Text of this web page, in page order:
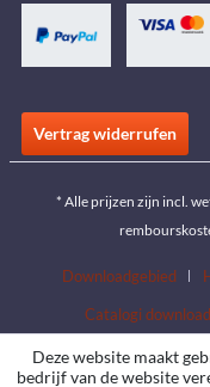
Vertrag widerrufen
* Alle prijzen zijn incl.
Downloadgebied
Catalogi
Deze website maakt
bedrijf van de website